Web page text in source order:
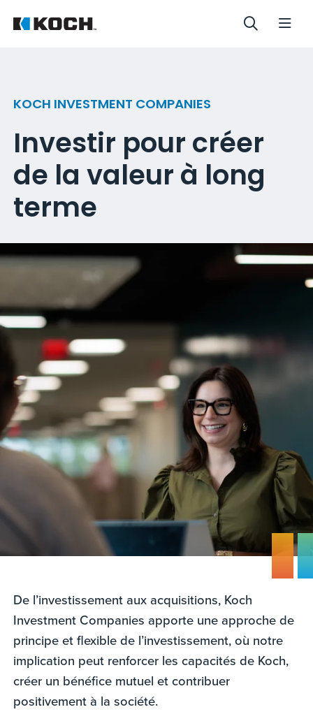
KOCH INVESTMENT COMPANIES
Investir pour créer
de la valeur à long
terme
De l’investissement aux acquisitions, Koch
Investment Companies apporte une approche de
principe et flexible de l’investissement, où notre
implication peut renforcer les capacités de Koch,
créer un bénéfice mutuel et contribuer
positivement à la société.